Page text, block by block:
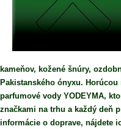
kameňov, kožené šnúry,
Pakistanského ónyxu.
parfumové vody YODEYMA,
značkami na trhu a každý deň
informácie o doprave, nájdete